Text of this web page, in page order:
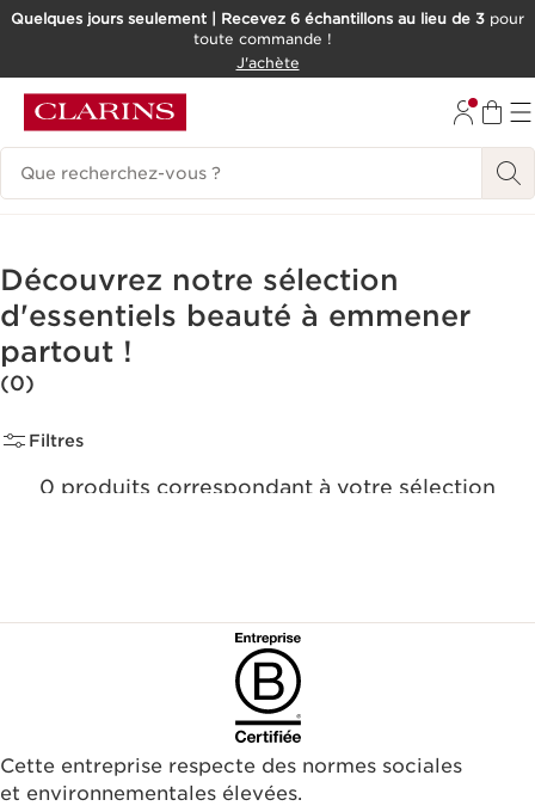
ALLER AU CONTENU
Quelques jours seulement | Recevez 6 échantillons au lieu de 3 pour
toute commande !
J'achète
Historique des recherches
Découvrez notre sélection
d'essentiels beauté à emmener
partout !
(0)
Filtres
0 produits correspondant à votre sélection
Cette entreprise respecte des normes sociales
et environnementales élevées.